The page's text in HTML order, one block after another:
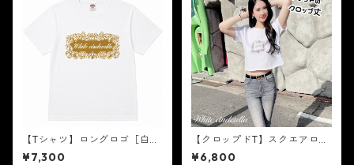
【Tシャツ】ロングロゴ［白×
ゴールド箔］
¥7,300
【クロップドT】スクエアロゴ
［白×ゴールド箔］
¥6,800